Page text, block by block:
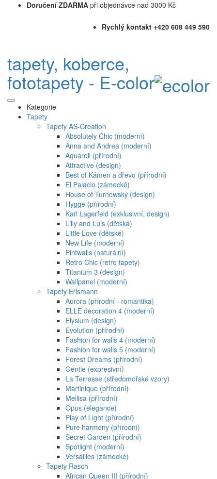
Doručení ZDARMA při objednávce nad 3000 Kč
Rychlý kontakt +420 608 449 590
tapety, koberce,
fototapety - E-color
Kategorie
Tapety
Tapety AS-Creation
Absolutely Chic (moderní)
Anna and Andrea (moderní)
Aquarell (přírodní)
Attractive (design)
Best of Kámen a dřevo (přírodní)
El Palacio (zámecké)
House of Turnowsky (design)
Hygge (přírodní)
Karl Lagerfeld (exklusivní, design)
Lilly and Luis (dětská)
Little Love (dětské)
New Life (moderní)
Pintwalls (naturální)
Retro Chic (retro tapety)
Titanium 3 (design)
Wallpanel (moderní)
Tapety Erismann
Aurora (přírodní - romantika)
ELLE decoration 4 (moderní)
Elysium (design)
Evolution (přírodní)
Fashion for walls 4 (moderní)
Fashion for walls 5 (moderní)
Forest Dreams (přírodní)
Gentle (expresivní)
La Terrasse (středomořské vzory)
Martinique (přírodní)
Mellisa (přírodní)
Opus (elegance)
Play of Light (přírodní)
Pure harmony (přírodní)
Secret Garden (přírodní)
Spotlight (moderní)
Versailles (zámecké)
Tapety Rasch
African Queen III (přírodní)